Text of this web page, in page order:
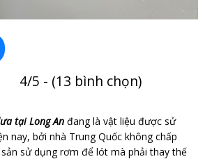
4/5 - (13 bình chọn)
tại Long An đang là vật liệu được sử
nay, bởi nhà Trung Quốc không chấp
sử dụng rơm để lót mà phải thay thế